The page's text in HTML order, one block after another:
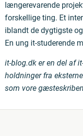
længerevarende
forskellige ting. Et
iblandt de dygtigste
En ung it-studerende
it-blog.dk er en del af
holdninger fra
som vore